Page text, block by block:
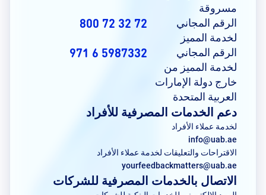
مسروقة
الرقم المجاني
لخدمة المميز
72 32 72 800
الرقم المجاني
لخدمة المميز من
خارج دولة الإمارات
العربية المتحدة
5987332 6 971
دعم الخدمات المصرفية للأفراد
لخدمة عملاء الأفراد
info@uab.ae
الاقتراحات والتعليقات لخدمة عملاء الأفراد
yourfeedbackmatters@uab.ae
الاتصال بالخدمات المصرفية للشركات